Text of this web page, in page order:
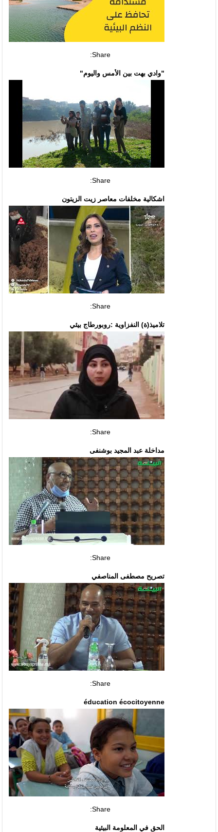
Share:
"وادي بهت بين الأمس واليوم"
Share:
اشكالية مخلفات معاصر زيت الزيتون
Share:
تلاميذ(ة) النفزاوية :روبورطاج بيئي
Share:
مداخلة عبد المجيد بوشنفى
Share:
تصريح مصطفى المناصفي
Share:
éducation écocitoyenne
Share:
الحق في المعلومة البيئية